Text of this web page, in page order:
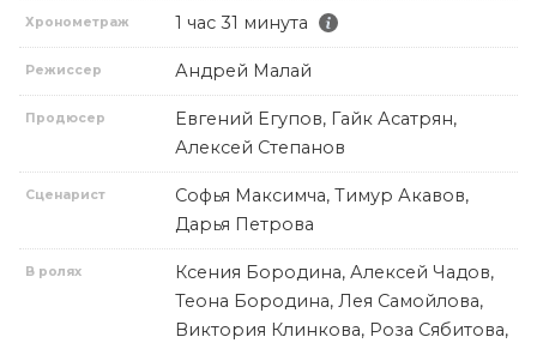
Хронометраж 1 час 31 минута
Режиссер Андрей Малай
Продюсер
Евгений Егупов, Гайк Асатрян,
Алексей Степанов
Сценарист
Софья Максимча, Тимур Акавов,
Дарья Петрова
В ролях
Ксения Бородина, Алексей Чадов,
Теона Бородина, Лея Самойлова,
Виктория Клинкова, Роза Сябитова,